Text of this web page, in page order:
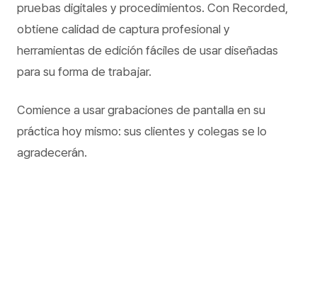
pruebas digitales y procedimientos. Con Recorded,
obtiene calidad de captura profesional y
herramientas de edición fáciles de usar diseñadas
para su forma de trabajar.
Comience a usar grabaciones de pantalla en su
práctica hoy mismo: sus clientes y colegas se lo
agradecerán.